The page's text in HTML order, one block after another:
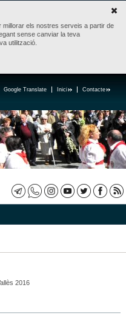
els nostres serveis a partir de
sense canviar la teva
utilització.
Contacte
Inici
Google Translate
2016